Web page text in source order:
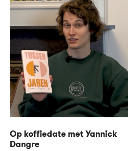
Op koffiedate met Yannick
Dangre